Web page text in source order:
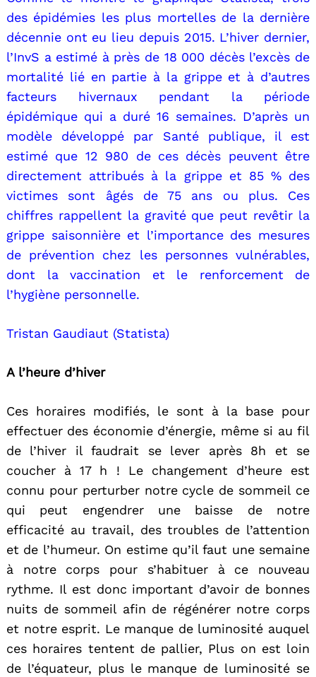
des épidémies les plus mortelles de la dernière
décennie ont eu lieu depuis 2015. L’hiver dernier,
l’InvS a estimé à près de 18 000 décès l’excès de
mortalité lié en partie à la grippe et à d’autres
facteurs hivernaux pendant la période
épidémique qui a duré 16 semaines. D’après un
modèle développé par Santé publique, il est
estimé que 12 980 de ces décès peuvent être
directement attribués à la grippe et 85 % des
victimes sont âgés de 75 ans ou plus. Ces
chiffres rappellent la gravité que peut revêtir la
grippe saisonnière et l’importance des mesures
de prévention chez les personnes vulnérables,
dont la vaccination et le renforcement de
l’hygiène personnelle.
Tristan Gaudiaut (Statista)
A l’heure d’hiver
Ces horaires modifiés, le sont à la base pour
effectuer des économie d’énergie, même si au fil
de l’hiver il faudrait se lever après 8h et se
coucher à 17 h ! Le changement d’heure est
connu pour perturber notre cycle de sommeil ce
qui peut engendrer une baisse de notre
efficacité au travail, des troubles de l’attention
et de l’humeur. On estime qu’il faut une semaine
à notre corps pour s’habituer à ce nouveau
rythme. Il est donc important d’avoir de bonnes
nuits de sommeil afin de régénérer notre corps
et notre esprit. Le manque de luminosité auquel
ces horaires tentent de pallier, Plus on est loin
de l’équateur, plus le manque de luminosité se